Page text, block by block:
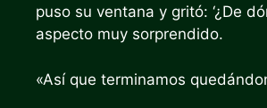
puso su ventana y gritó: ‘¿De
aspecto muy sorprendido.
«Así que terminamos